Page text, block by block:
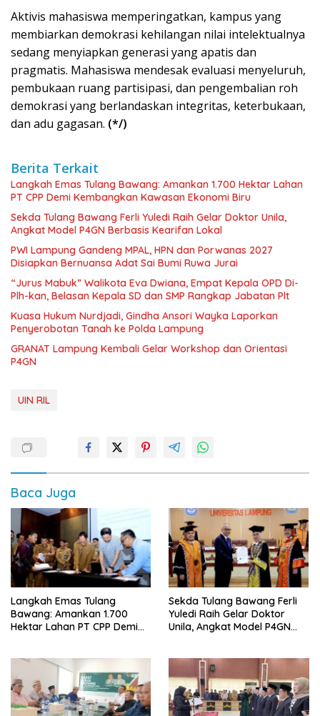
Aktivis mahasiswa memperingatkan, kampus yang
membiarkan demokrasi kehilangan nilai intelektualnya
sedang menyiapkan generasi yang apatis dan
pragmatis. Mahasiswa mendesak evaluasi menyeluruh,
pembukaan ruang partisipasi, dan pengembalian roh
demokrasi yang berlandaskan integritas, keterbukaan,
dan adu gagasan. (*/)
Berita Terkait
Langkah Emas Tulang Bawang: Amankan 1.700 Hektar Lahan
PT CPP Demi Kembangkan Kawasan Ekonomi Biru
Sekda Tulang Bawang Ferli Yuledi Raih Gelar Doktor Unila,
Angkat Model P4GN Berbasis Kearifan Lokal
PWI Lampung Gandeng MPAL, HPN dan Porwanas 2027
Disiapkan Bernuansa Adat Sai Bumi Ruwa Jurai
“Jurus Mabuk” Walikota Eva Dwiana, Empat Kepala OPD Di-
Plh-kan, Belasan Kepala SD dan SMP Rangkap Jabatan Plt
Kuasa Hukum Nurdjadi, Gindha Ansori Wayka Laporkan
Penyerobotan Tanah ke Polda Lampung
GRANAT Lampung Kembali Gelar Workshop dan Orientasi
P4GN
UIN RIL
Baca Juga
Langkah Emas Tulang
Bawang: Amankan 1.700
Hektar Lahan PT CPP Demi
Sekda Tulang Bawang Ferli
Yuledi Raih Gelar Doktor
Unila, Angkat Model P4GN